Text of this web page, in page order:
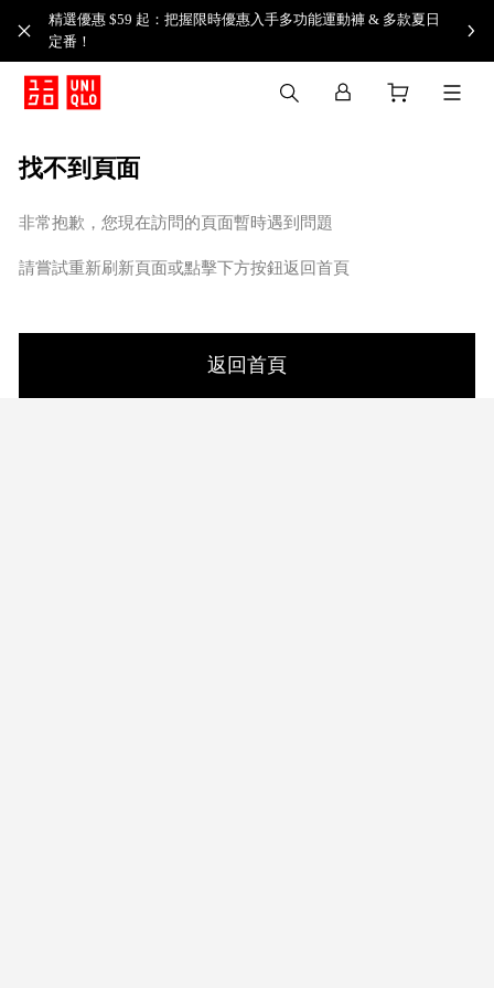
精選優惠 $59 起：把握限時優惠入手多功能運動褲 & 多款夏日
定番！​
找不到頁面
非常抱歉，您現在訪問的頁面暫時遇到問題
請嘗試重新刷新頁面或點擊下方按鈕返回首頁
返回首頁